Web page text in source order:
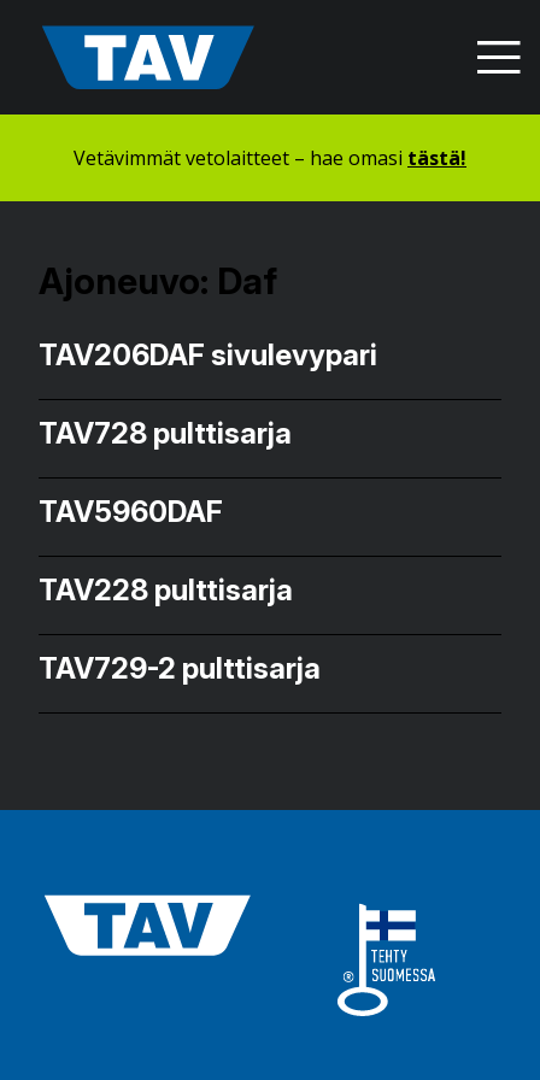
sisältöön
Vetävimmät vetolaitteet – hae omasi tästä!
Ajoneuvo: Daf
TAV206DAF sivulevypari
TAV728 pulttisarja
TAV5960DAF
TAV228 pulttisarja
TAV729-2 pulttisarja